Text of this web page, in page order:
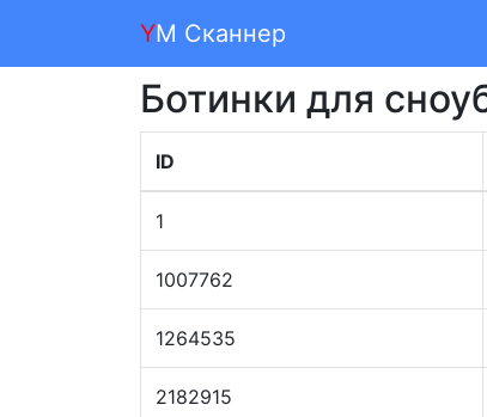
YM Сканнер
Ботинки для
ID
1
1007762
1264535
2182915